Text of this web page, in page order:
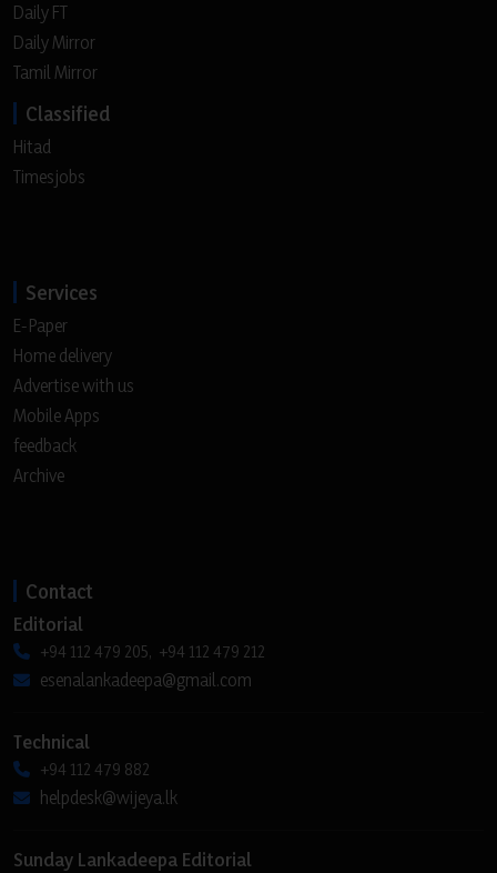
Daily FT
Daily Mirror
Tamil Mirror
Classified
Hitad
Timesjobs
Services
E-Paper
Home delivery
Advertise with us
Mobile Apps
feedback
Archive
Contact
Editorial
+94 112 479 205, +94 112 479 212
esenalankadeepa@gmail.com
Technical
+94 112 479 882
helpdesk@wijeya.lk
Sunday Lankadeepa Editorial